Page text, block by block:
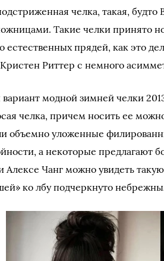
челка, такая,
Такие челки принято
естественных прядей, как это
Риттер с немного
модной зимней челки
челка, причем носить ее
объемно уложенные
а некоторые предлагают
Алексе Чанг можно увидеть
ко лбу подчеркнуто